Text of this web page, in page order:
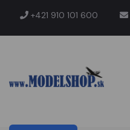
+421 910 101 600